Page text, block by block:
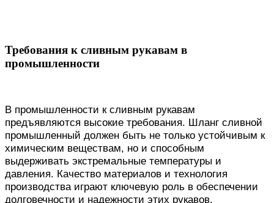
Требования к сливным рукавам в
промышленности
В промышленности к сливным рукавам
предъявляются высокие требования. Шланг сливной
промышленный должен быть не только устойчивым к
химическим веществам, но и способным
выдерживать экстремальные температуры и
давления. Качество материалов и технология
производства играют ключевую роль в обеспечении
долговечности и надежности этих рукавов.